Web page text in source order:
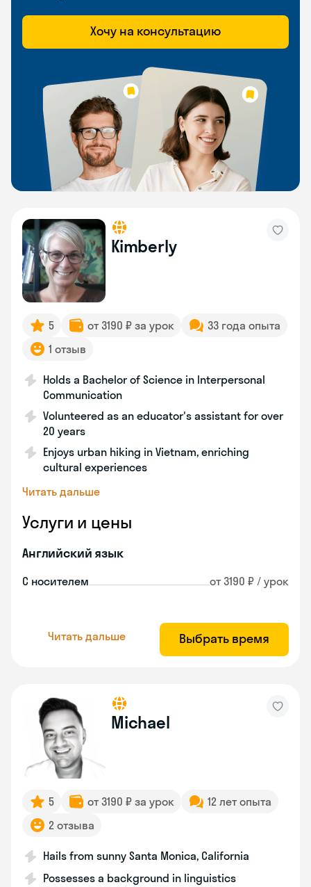
Хочу на консультацию
Kimberly
5 от 3190 ₽ за урок
33 года опыта
1 отзыв
Holds a Bachelor of Science in Interpersonal
Communication
Volunteered as an educator's assistant for over
20 years
Enjoys urban hiking in Vietnam, enriching
cultural experiences
Читать дальше
Услуги и цены
Английский язык
С носителем от 3190 ₽ / урок
Читать дальше Выбрать время
Michael
5 от 3190 ₽ за урок
12 лет опыта
2 отзыва
Hails from sunny Santa Monica, California
Possesses a background in linguistics